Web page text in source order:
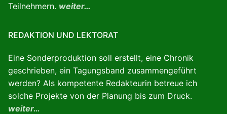
Teilnehmern. weiter…
REDAKTION UND LEKTORAT
Eine Sonderproduktion soll erstellt, eine Chronik
geschrieben, ein Tagungsband zusammengeführt
werden? Als kompetente Redakteurin betreue ich
solche Projekte von der Planung bis zum Druck.
weiter…